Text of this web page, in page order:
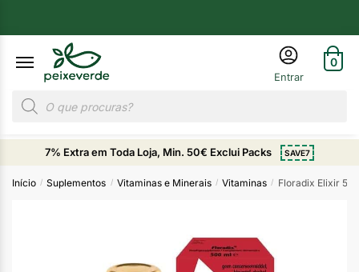
0
7% Extra em Toda Loja, Min. 50€ Exclui Packs SAVE7
Início / Suplementos / Vitaminas e Minerais / Vitaminas / Floradix Elixir